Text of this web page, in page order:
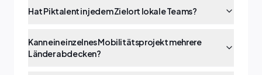
Hat Piktalent in jedem Zielort lokale Teams?
Kann ein einzelnes Mobilitätsprojekt mehrere
Länder abdecken?